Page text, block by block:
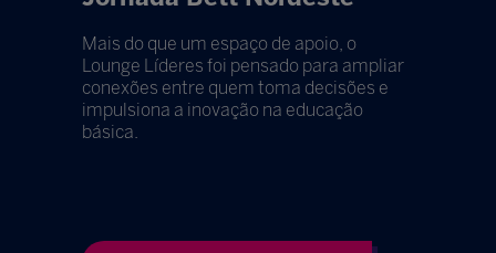
Mais do que um espaço de apoio, o
Lounge Líderes foi pensado para ampliar
conexões entre quem toma decisões e
impulsiona a inovação na educação
básica.